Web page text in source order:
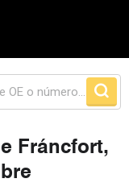
Fráncfort,